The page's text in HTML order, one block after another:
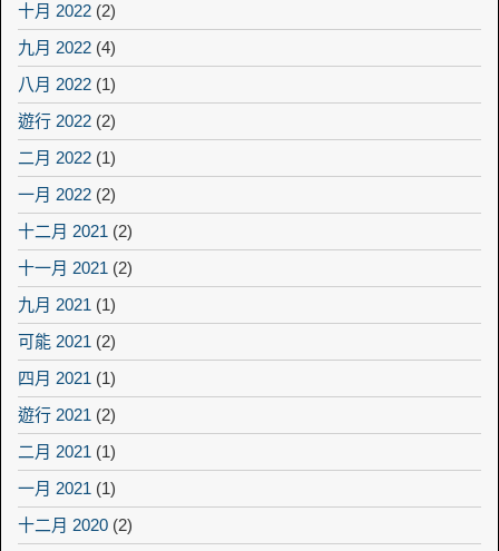
十月 2022 (2)
九月 2022 (4)
八月 2022 (1)
遊行 2022 (2)
二月 2022 (1)
一月 2022 (2)
十二月 2021 (2)
十一月 2021 (2)
九月 2021 (1)
可能 2021 (2)
四月 2021 (1)
遊行 2021 (2)
二月 2021 (1)
一月 2021 (1)
十二月 2020 (2)